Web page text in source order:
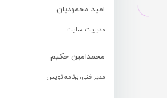
امید محمودیان
مدیریت سایت
محمدامین حکیم
مدیر فنی، برنامه نویس